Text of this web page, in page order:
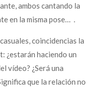
ambos cantando la
en la misma pose… .
coincidencias la
¿estarán haciendo un
vídeo? ¿Será una
que la relación no